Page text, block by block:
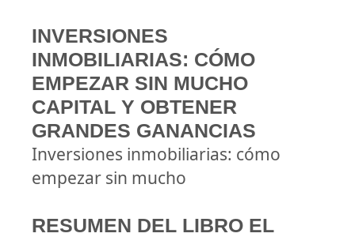
INVERSIONES
INMOBILIARIAS: CÓMO
EMPEZAR SIN MUCHO
CAPITAL Y OBTENER
GRANDES GANANCIAS
Inversiones inmobiliarias: cómo
empezar sin mucho
RESUMEN DEL LIBRO EL